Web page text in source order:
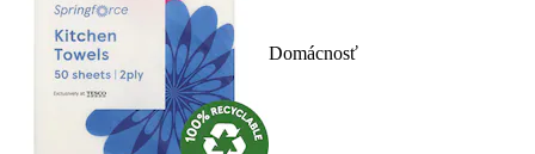
Domácnosť